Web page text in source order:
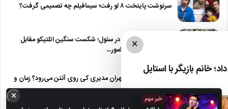
سرنوشت پایتخت ۸ لو رفت؛ سیمافیلم چه تصمیمی گرفت؟
مرموش با درخشش در سئول؛ شکست سنگین اتلتیکو مقابل
منچستر سیتی در حضور…
مرد سه هزار چهره مهران مدیری کی روی آنتن می‌رود؟ زمان و
بازیگران…
×
خانم بازیگر با استایل
×
خبر مهم